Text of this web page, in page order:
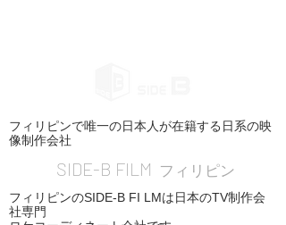
フィリピンで唯一の日本人が在籍する日系の映
像制作会社
SIDE-B FILM フィリピン
フィリピンのSIDE-B FI LMは日本のTV制作会
社専門